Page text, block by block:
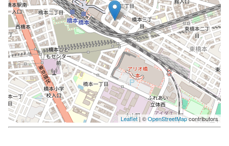
Leaflet| ©OpenStreetMapcontributors